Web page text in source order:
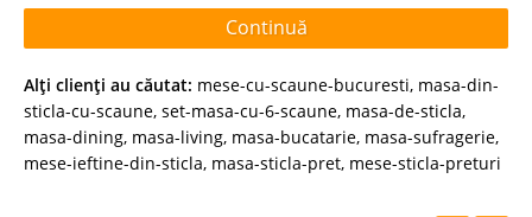
Continuă
Alţi clienţi au căutat: mese-cu-scaune-bucuresti, masa-din-
sticla-cu-scaune, set-masa-cu-6-scaune, masa-de-sticla,
masa-dining, masa-living, masa-bucatarie, masa-sufragerie,
mese-ieftine-din-sticla, masa-sticla-pret, mese-sticla-preturi